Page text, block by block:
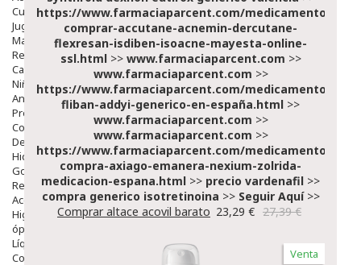
Cuidados Especiales
Juguetes
Mama
Regalos
Canastilla
Niños
Antipiojos
Protección Solar
Complementos Alimentarios
Dentales
Hidratantes
Golpes Y Hematomas
Repelentes De Mosquitos
Accesorios
Higiene
óptica
Líquidos Lentillas
Colirios
https://www.farmaciaparcent.com/medicamentos/
comprar-accutane-acnemin-dercutane-
flexresan-isdiben-isoacne-mayesta-online-
ssl.html>> www.farmaciaparcent.com >>
www.farmaciaparcent.com >>
https://www.farmaciaparcent.com/medicamentos/
fliban-addyi-generico-en-españa.html >>
www.farmaciaparcent.com >>
www.farmaciaparcent.com >>
https://www.farmaciaparcent.com/medicamentos/
compra-axiago-emanera-nexium-zolrida-
medicacion-espana.html >> precio vardenafil >>
compra generico isotretinoina >> Seguir Aquí>>
Comprar altace acovil barato 23,29 € 27,39 €
Venta